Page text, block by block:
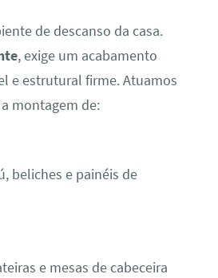
de descanso da casa.
, exige um acabamento
e estrutural firme. Atuamos
montagem de:
beliches e painéis de
e mesas de cabeceira